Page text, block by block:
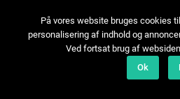
På vores website bruges cookies
personalisering af indhold og
Ved fortsat brug af
Ok